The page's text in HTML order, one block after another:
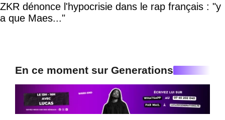
ZKR dénonce l'hypocrisie dans le rap français : "y
a que Maes..."
En ce moment sur Generations